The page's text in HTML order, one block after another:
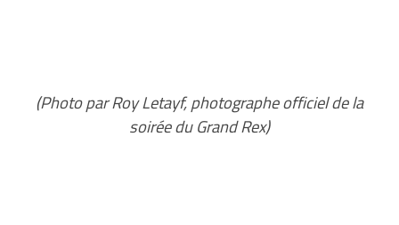
(Photo par Roy Letayf, photographe officiel de la
soirée du Grand Rex)